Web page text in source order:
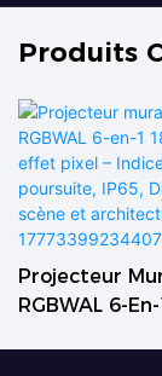
Produits
Projecteur
RGBWAL 6-